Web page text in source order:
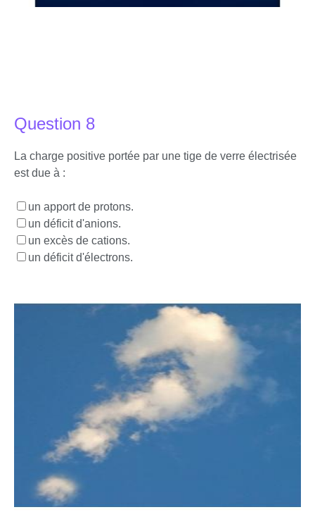
Question 8
La charge positive portée par une tige de verre électrisée
est due à :
un apport de protons.
un déficit d'anions.
un excès de cations.
un déficit d'électrons.